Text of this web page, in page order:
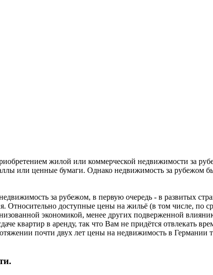
жилой или коммерческой недвижимости за
или ценные бумаги. Однако недвижимость за рубежом
за рубежом, в первую очередь - в развитых
доступные цены на жильё (в том числе, по
экономикой, менее других подверженной
квартир в аренду, так что Вам не придётся отвлекать
почти двух лет цены на недвижимость в Германии